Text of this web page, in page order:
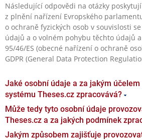
Následující odpovědi na otázky
z plnění nařízení Evropského
o ochraně fyzických osob v souvislosti
údajů a o volném pohybu těchto údajů
95/46/ES (obecné nařízení o ochraně
GDPR (General Data Protection
Jaké osobní údaje a za jakým
systému Theses.cz zpracovává?
Může tedy tyto osobní údaje
Theses.cz a za jakých podmínek
Jakým způsobem zajišťuje